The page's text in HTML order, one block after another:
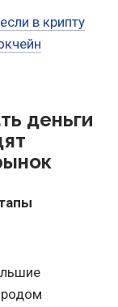
в крипту
деньги
родом